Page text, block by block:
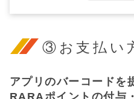
③お支払い
アプリのバーコードを
RARAポイントの付与